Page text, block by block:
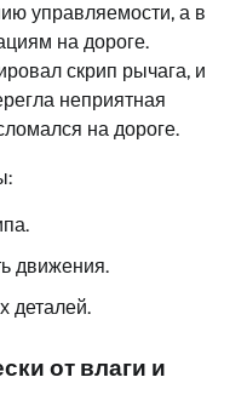
управляемости, а в
на дороге.
скрип рычага, и
неприятная
на дороге.
движения.
деталей.
от влаги и